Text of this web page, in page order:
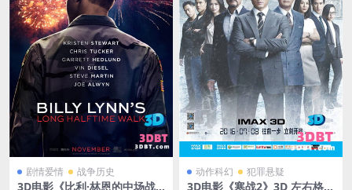
剧情爱情 战争历史
3D电影《比利·林恩的中场战
动作科幻 犯罪悬疑
3D电影《寒战2》3D 左右格式